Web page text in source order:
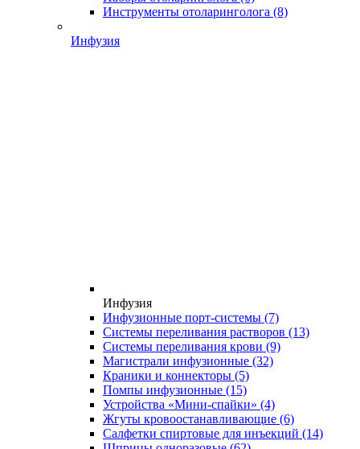
Инструменты отоларинголога (8)
Инфузия
Инфузия
Инфузионные порт-системы (7)
Системы переливания растворов (13)
Системы переливания крови (9)
Магистрали инфузионные (32)
Краники и коннекторы (5)
Помпы инфузионные (15)
Устройства «Мини-спайки» (4)
Жгуты кровоостанавливающие (6)
Салфетки спиртовые для инъекций (14)